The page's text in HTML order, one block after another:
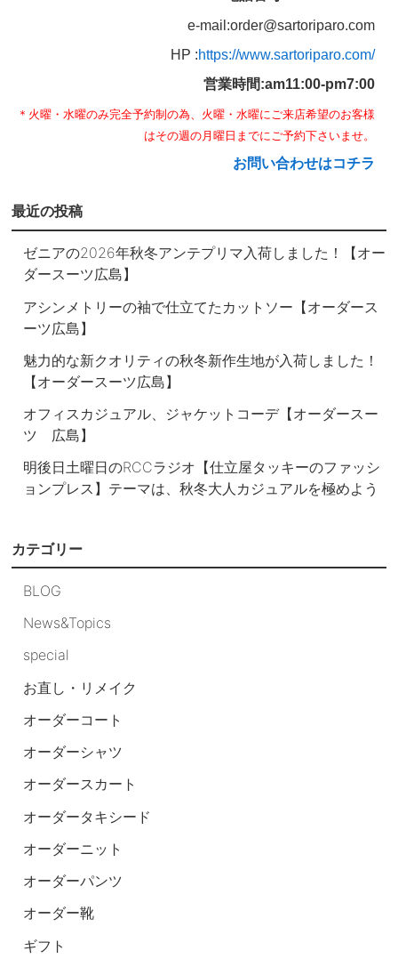
e-mail:order@sartoriparo.com
HP :https://www.sartoriparo.com/
営業時間:am11:00-pm7:00
＊火曜・水曜のみ完全予約制の為、火曜・水曜にご来店希望のお客様
はその週の月曜日までにご予約下さいませ。
お問い合わせはコチラ
最近の投稿
ゼニアの2026年秋冬アンテプリマ入荷しました！【オー
ダースーツ広島】
アシンメトリーの袖で仕立てたカットソー【オーダース
ーツ広島】
魅力的な新クオリティの秋冬新作生地が入荷しました！
【オーダースーツ広島】
オフィスカジュアル、ジャケットコーデ【オーダースー
ツ 広島】
明後日土曜日のRCCラジオ【仕立屋タッキーのファッシ
ョンプレス】テーマは、秋冬大人カジュアルを極めよう
カテゴリー
BLOG
News&Topics
special
お直し・リメイク
オーダーコート
オーダーシャツ
オーダースカート
オーダータキシード
オーダーニット
オーダーパンツ
オーダー靴
ギフト